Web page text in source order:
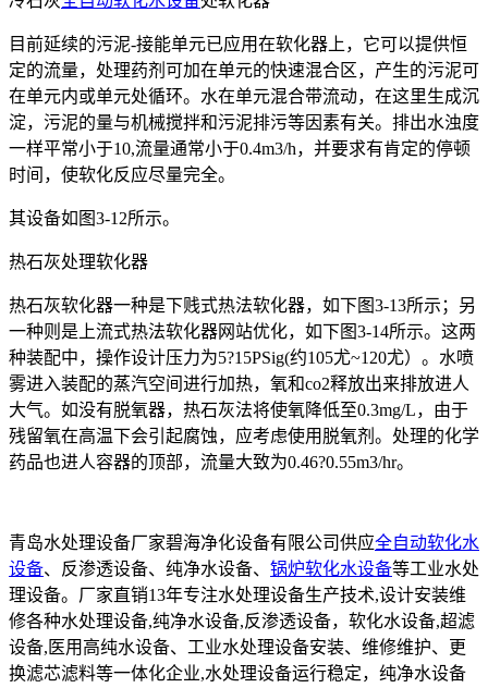
目前延续的污泥-接能单元已应用在软化器上，它可以提供恒
定的流量，处理药剂可加在单元的快速混合区，产生的污泥可
在单元内或单元处循环。水在单元混合带流动，在这里生成沉
淀，污泥的量与机械搅拌和污泥排污等因素有关。排出水浊度
一样平常小于10,流量通常小于0.4m3/h，并要求有肯定的停顿
时间，使软化反应尽量完全。
其设备如图3-12所示。
热石灰处理软化器
热石灰软化器一种是下贱式热法软化器，如下图3-13所示；另
一种则是上流式热法软化器网站优化，如下图3-14所示。这两
种装配中，操作设计压力为5?15PSig(约105尤~120尤）。水喷
雾进入装配的蒸汽空间进行加热，氧和co2释放出来排放进人
大气。如没有脱氧器，热石灰法将使氧降低至0.3mg/L，由于
残留氧在高温下会引起腐蚀，应考虑使用脱氧剂。处理的化学
药品也进人容器的顶部，流量大致为0.46?0.55m3/hr。
青岛水处理设备厂家碧海净化设备有限公司供应全自动软化水
设备、反渗透设备、纯净水设备、 锅炉软化水设备等工业水处
理设备。厂家直销13年专注水处理设备生产技术,设计安装维
修各种水处理设备,纯净水设备,反渗透设备，软化水设备,超滤
设备,医用高纯水设备、工业水处理设备安装、维修维护、更
换滤芯滤料等一体化企业,水处理设备运行稳定，纯净水设备